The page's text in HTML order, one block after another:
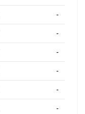
-
-
-
-
-
-